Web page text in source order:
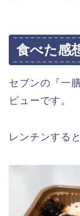
食べた感
セブンの『一
ビューです。
レンチンする